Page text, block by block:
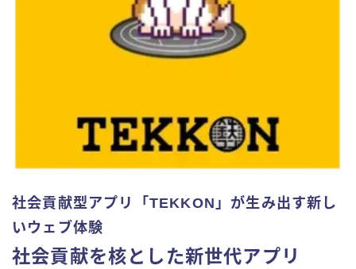
社会貢献型アプリ「TEKKON」が生み出す新し
いウェブ体験
社会貢献を核とした新世代アプリ